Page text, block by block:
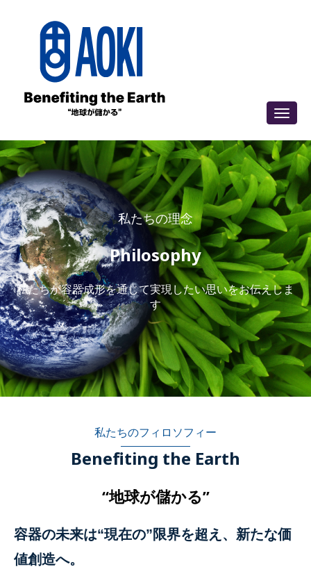
私たちの理念
Philosophy
私たちが容器成形を通じて実現したい思いをお伝えしま
す
私たちのフィロソフィー
Benefiting the Earth
“地球が儲かる”
容器の未来は“現在の”限界を超え、新たな価
値創造へ。